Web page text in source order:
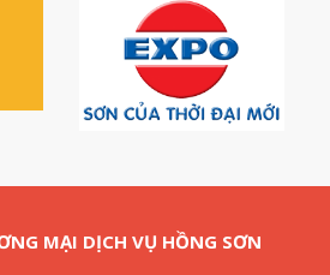
MẠI DỊCH VỤ HỒNG SƠN